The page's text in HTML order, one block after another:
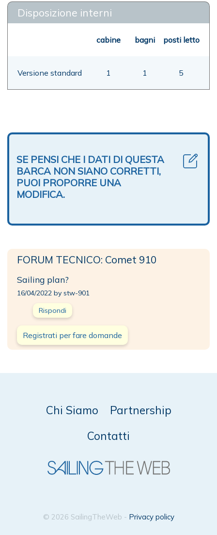
Disposizione interni
cabine bagni posti letto
Versione standard 1 1 5
SE PENSI CHE I DATI DI QUESTA
BARCA NON SIANO CORRETTI,
PUOI PROPORRE UNA
MODIFICA.
FORUM TECNICO: Comet 910
Sailing plan?
16/04/2022 by stw-901
Rispondi
Registrati per fare domande
Chi Siamo
Partnership
Contatti
© 2026 SailingTheWeb - Privacy policy